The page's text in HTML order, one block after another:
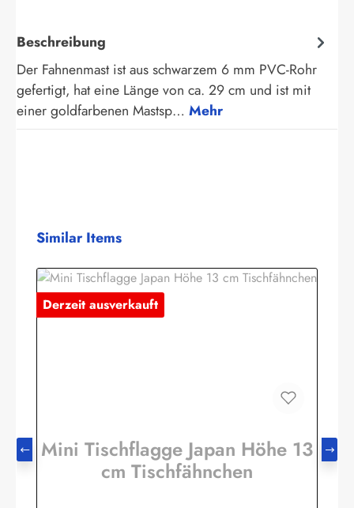
Beschreibung
Der Fahnenmast ist aus schwarzem 6 mm PVC-Rohr
gefertigt, hat eine Länge von ca. 29 cm und ist mit
einer goldfarbenen Mastsp… Mehr
Produktgalerie überspringen
Similar Items
Derzeit ausverkauft
Mini Tischflagge Japan Höhe 13
cm Tischfähnchen